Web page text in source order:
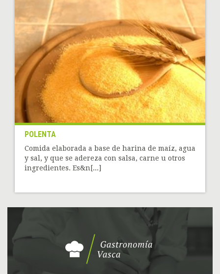
POLENTA
Comida elaborada a base de harina de maíz, agua
y sal, y que se adereza con salsa, carne u otros
ingredientes. Es&n[...]